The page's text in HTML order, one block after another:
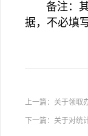
备注：其
据，不必填
上一篇： 关于领取
下一篇： 关于对统